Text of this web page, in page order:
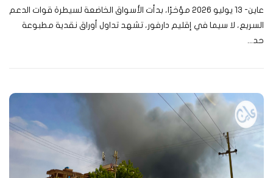
عاين- 13 يوليو 2026 مؤخرًا، بدأت الأسواق الخاضعة لسيطرة قوات الدعم
السريع، لا سيما في إقليم دارفور، تشهد تداول أوراق نقدية مطبوعة
حد...